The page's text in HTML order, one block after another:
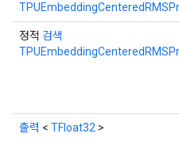
정적 검색
출력 < TFloat32 >